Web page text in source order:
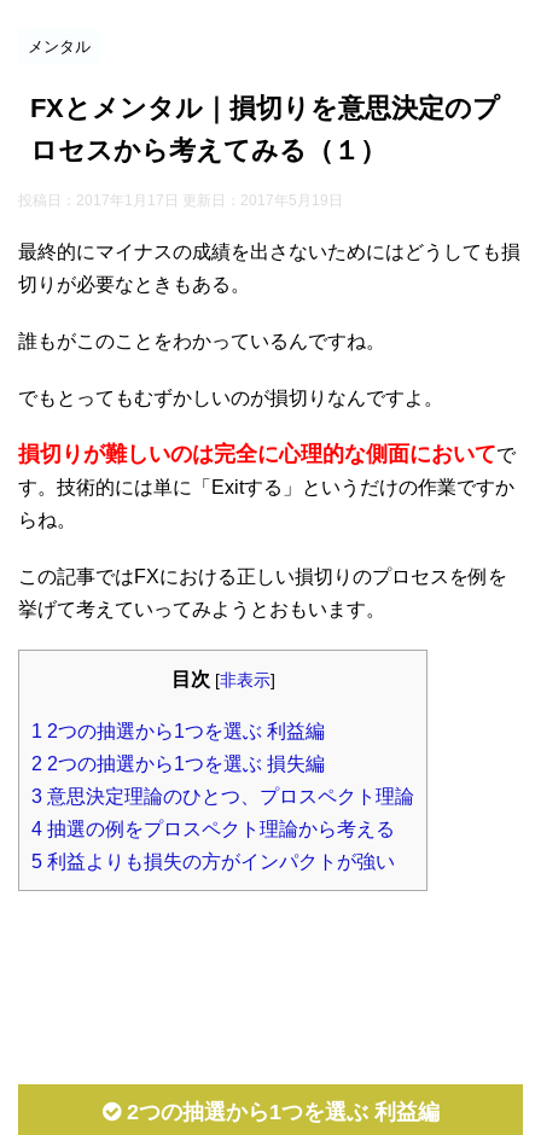
メンタル
FXとメンタル｜損切りを意思決定のプ
ロセスから考えてみる（１）
投稿日：2017年1月17日 更新日： 2017年5月19日
最終的にマイナスの成績を出さないためにはどうしても損
切りが必要なときもある。
誰もがこのことをわかっているんですね。
でもとってもむずかしいのが損切りなんですよ。
損切りが難しいのは完全に心理的な側面においてで
す。技術的には単に「Exitする」というだけの作業ですか
らね。
この記事ではFXにおける正しい損切りのプロセスを例を
挙げて考えていってみようとおもいます。
目次 [非表示]
1 2つの抽選から1つを選ぶ 利益編
2 2つの抽選から1つを選ぶ 損失編
3 意思決定理論のひとつ、プロスペクト理論
4 抽選の例をプロスペクト理論から考える
5 利益よりも損失の方がインパクトが強い
2つの抽選から1つを選ぶ 利益編